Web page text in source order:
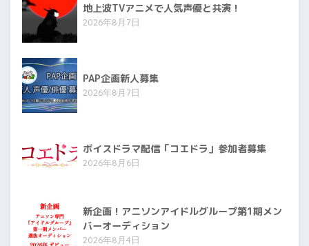
地上波TVアニメで人気声優と共演！
2026年8月7日
PAP企画新人募集
2026年8月7日
ボイスドラマ配信「コエドラ」参加者募集
2026年8月6日
新企画！アニソンアイドルグループ第1期メン
バーオーディション
2026年8月4日